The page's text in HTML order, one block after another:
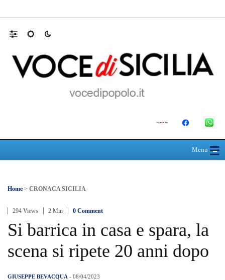
Menu≡
☰
Home > CRONACA SICILIA
294 Views 2 Min 0 Comment
Si barrica in casa e spara, la
scena si ripete 20 anni dopo
GIUSEPPE BEVACQUA - 08/04/2023